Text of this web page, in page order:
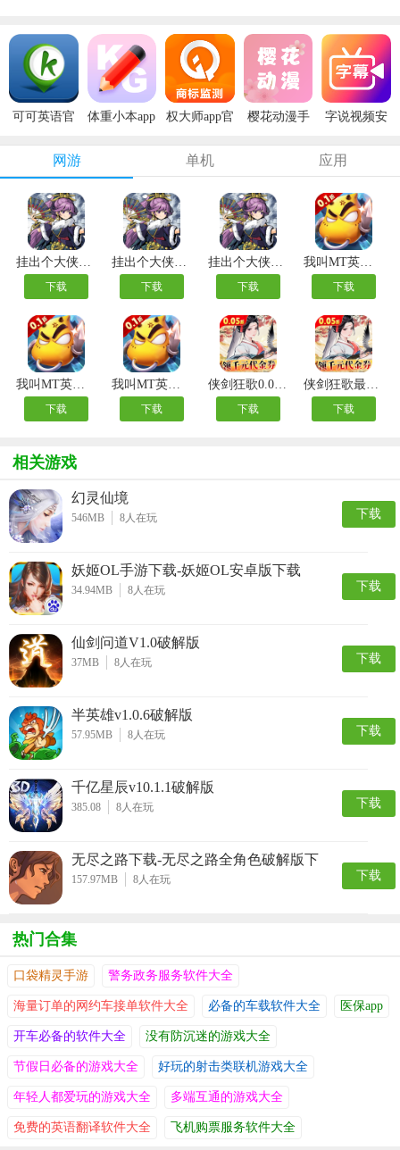
可可英语官
体重小本app
权大师app官
樱花动漫手
字说视频安
网游 单机 应用
挂出个大侠变态版
下载
挂出个大侠0.05折
下载
挂出个大侠内购版
下载
我叫MT英雄杀内测版
下载
我叫MT英雄杀手游
下载
我叫MT英雄杀公益服
下载
侠剑狂歌0.05折千元福利版
下载
侠剑狂歌最新版
下载
相关游戏
幻灵仙境
546MB 8人在玩 下载
妖姬OL手游下载-妖姬OL安卓版下载
34.94MB 8人在玩 下载
仙剑问道V1.0破解版
37MB 8人在玩 下载
半英雄v1.0.6破解版
57.95MB 8人在玩 下载
千亿星辰v10.1.1破解版
385.08 8人在玩 下载
无尽之路下载-无尽之路全角色破解版下
载 v1.0
157.97MB 8人在玩 下载
热门合集
口袋精灵手游 警务政务服务软件大全
海量订单的网约车接单软件大全 必备的车载软件大全 医保app
开车必备的软件大全 没有防沉迷的游戏大全
节假日必备的游戏大全 好玩的射击类联机游戏大全
年轻人都爱玩的游戏大全 多端互通的游戏大全
免费的英语翻译软件大全 飞机购票服务软件大全